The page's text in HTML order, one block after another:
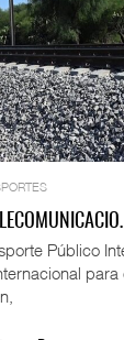
Público
para